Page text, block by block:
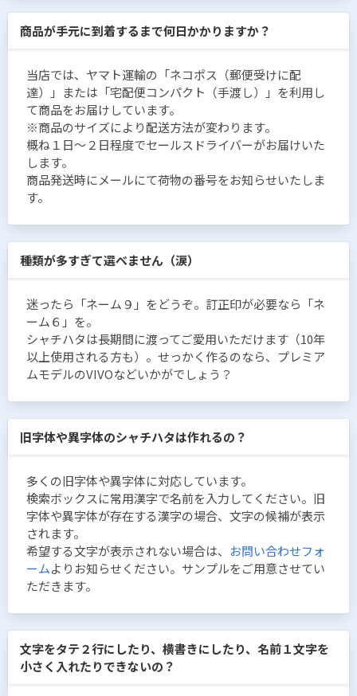
商品が手元に到着するまで何日かかりますか？
当店では、ヤマト運輸の「ネコポス（郵便受けに配
達）」または「宅配便コンパクト（手渡し）」を利用し
て商品をお届けしています。
※商品のサイズにより配送方法が変わります。
概ね１日〜２日程度でセールスドライバーがお届けいた
します。
商品発送時にメールにて荷物の番号をお知らせいたしま
す。
種類が多すぎて選べません（涙）
迷ったら「ネーム９」をどうぞ。訂正印が必要なら「ネ
ーム６」を。
シャチハタは長期間に渡ってご愛用いただけます（10年
以上使用される方も）。せっかく作るのなら、プレミア
ムモデルのVIVOなどいかがでしょう？
旧字体や異字体のシャチハタは作れるの？
多くの旧字体や異字体に対応しています。
検索ボックスに常用漢字で名前を入力してください。旧
字体や異字体が存在する漢字の場合、文字の候補が表示
されます。
希望する文字が表示されない場合は、 お問い合わせフォ
ームよりお知らせください。サンプルをご用意させてい
ただきます。
文字をタテ２行にしたり、横書きにしたり、名前１文字を
小さく入れたりできないの？